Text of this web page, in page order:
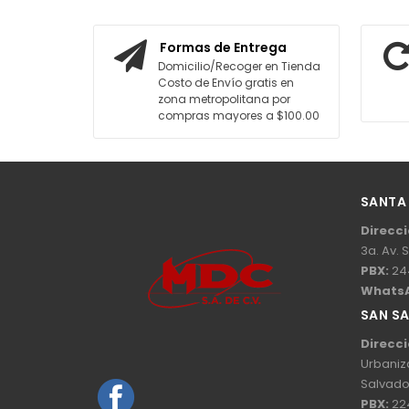
Formas de Entrega
Domicilio/Recoger en Tienda
Costo de Envío gratis en
zona metropolitana por
compras mayores a $100.00
3a. Av.
PBX:
SAN
PBX: